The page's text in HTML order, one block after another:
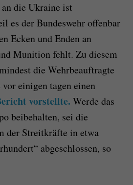
die Ukraine ist
es der Bundeswehr offenbar
Ecken und Enden an
Munition fehlt. Zu diesem
die Wehrbeauftragte
einigen tagen einen
vorstellte. Werde das
beibehalten, sei die
der Streitkräfte in etwa
abgeschlossen, so